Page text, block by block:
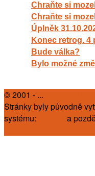
Chraňte si
Chraňte si
Úplněk
Konec retrog. 4
Bude válka?
Bylo možné
© 2001 - ...
Stránky byly původně
systému:
a